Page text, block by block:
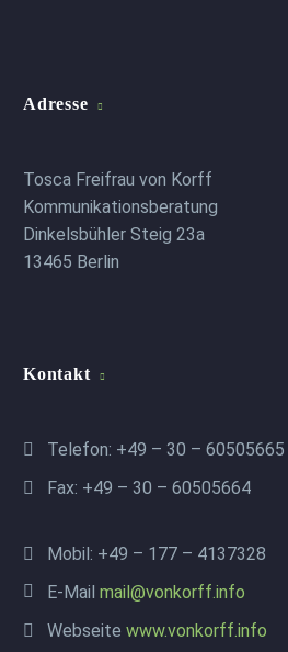
Adresse
Tosca Freifrau von Korff
Kommunikationsberatung
Dinkelsbühler Steig 23a
13465 Berlin
Kontakt
Telefon: +49 – 30 – 60505665
Fax: +49 – 30 – 60505664
Mobil: +49 – 177 – 4137328
E-Mail mail@vonkorff.info
Webseite www.vonkorff.info